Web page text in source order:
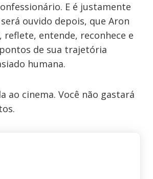
E é justamente
ouvido depois, que Aron
reflete, entende, reconhece e
de sua trajetória
humana.
ao cinema. Você não gastará